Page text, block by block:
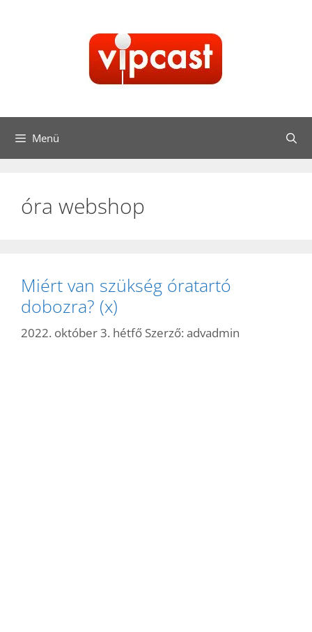
Menü
óra webshop
Miért van szükség óratartó
dobozra? (x)
2022. október 3. hétfő Szerző: advadmin